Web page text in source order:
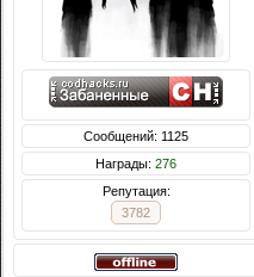
Сообщений: 1125
Награды: 276
Репутация:
3782